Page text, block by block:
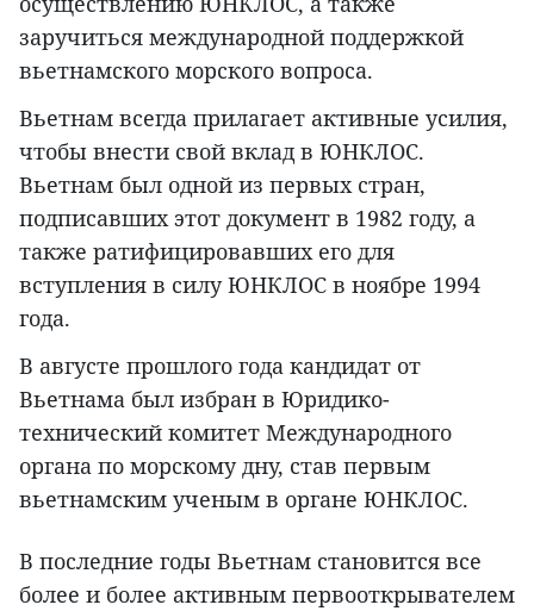
заручиться международной поддержкой
вьетнамского морского вопроса.
Вьетнам всегда прилагает активные усилия,
чтобы внести свой вклад в ЮНКЛОС.
Вьетнам был одной из первых стран,
подписавших этот документ в 1982 году, а
также ратифицировавших его для
вступления в силу ЮНКЛОС в ноябре 1994
года.
В августе прошлого года кандидат от
Вьетнама был избран в Юридико-
технический комитет Международного
органа по морскому дну, став первым
вьетнамским ученым в органе ЮНКЛОС.
В последние годы Вьетнам становится все
более и более активным первооткрывателем